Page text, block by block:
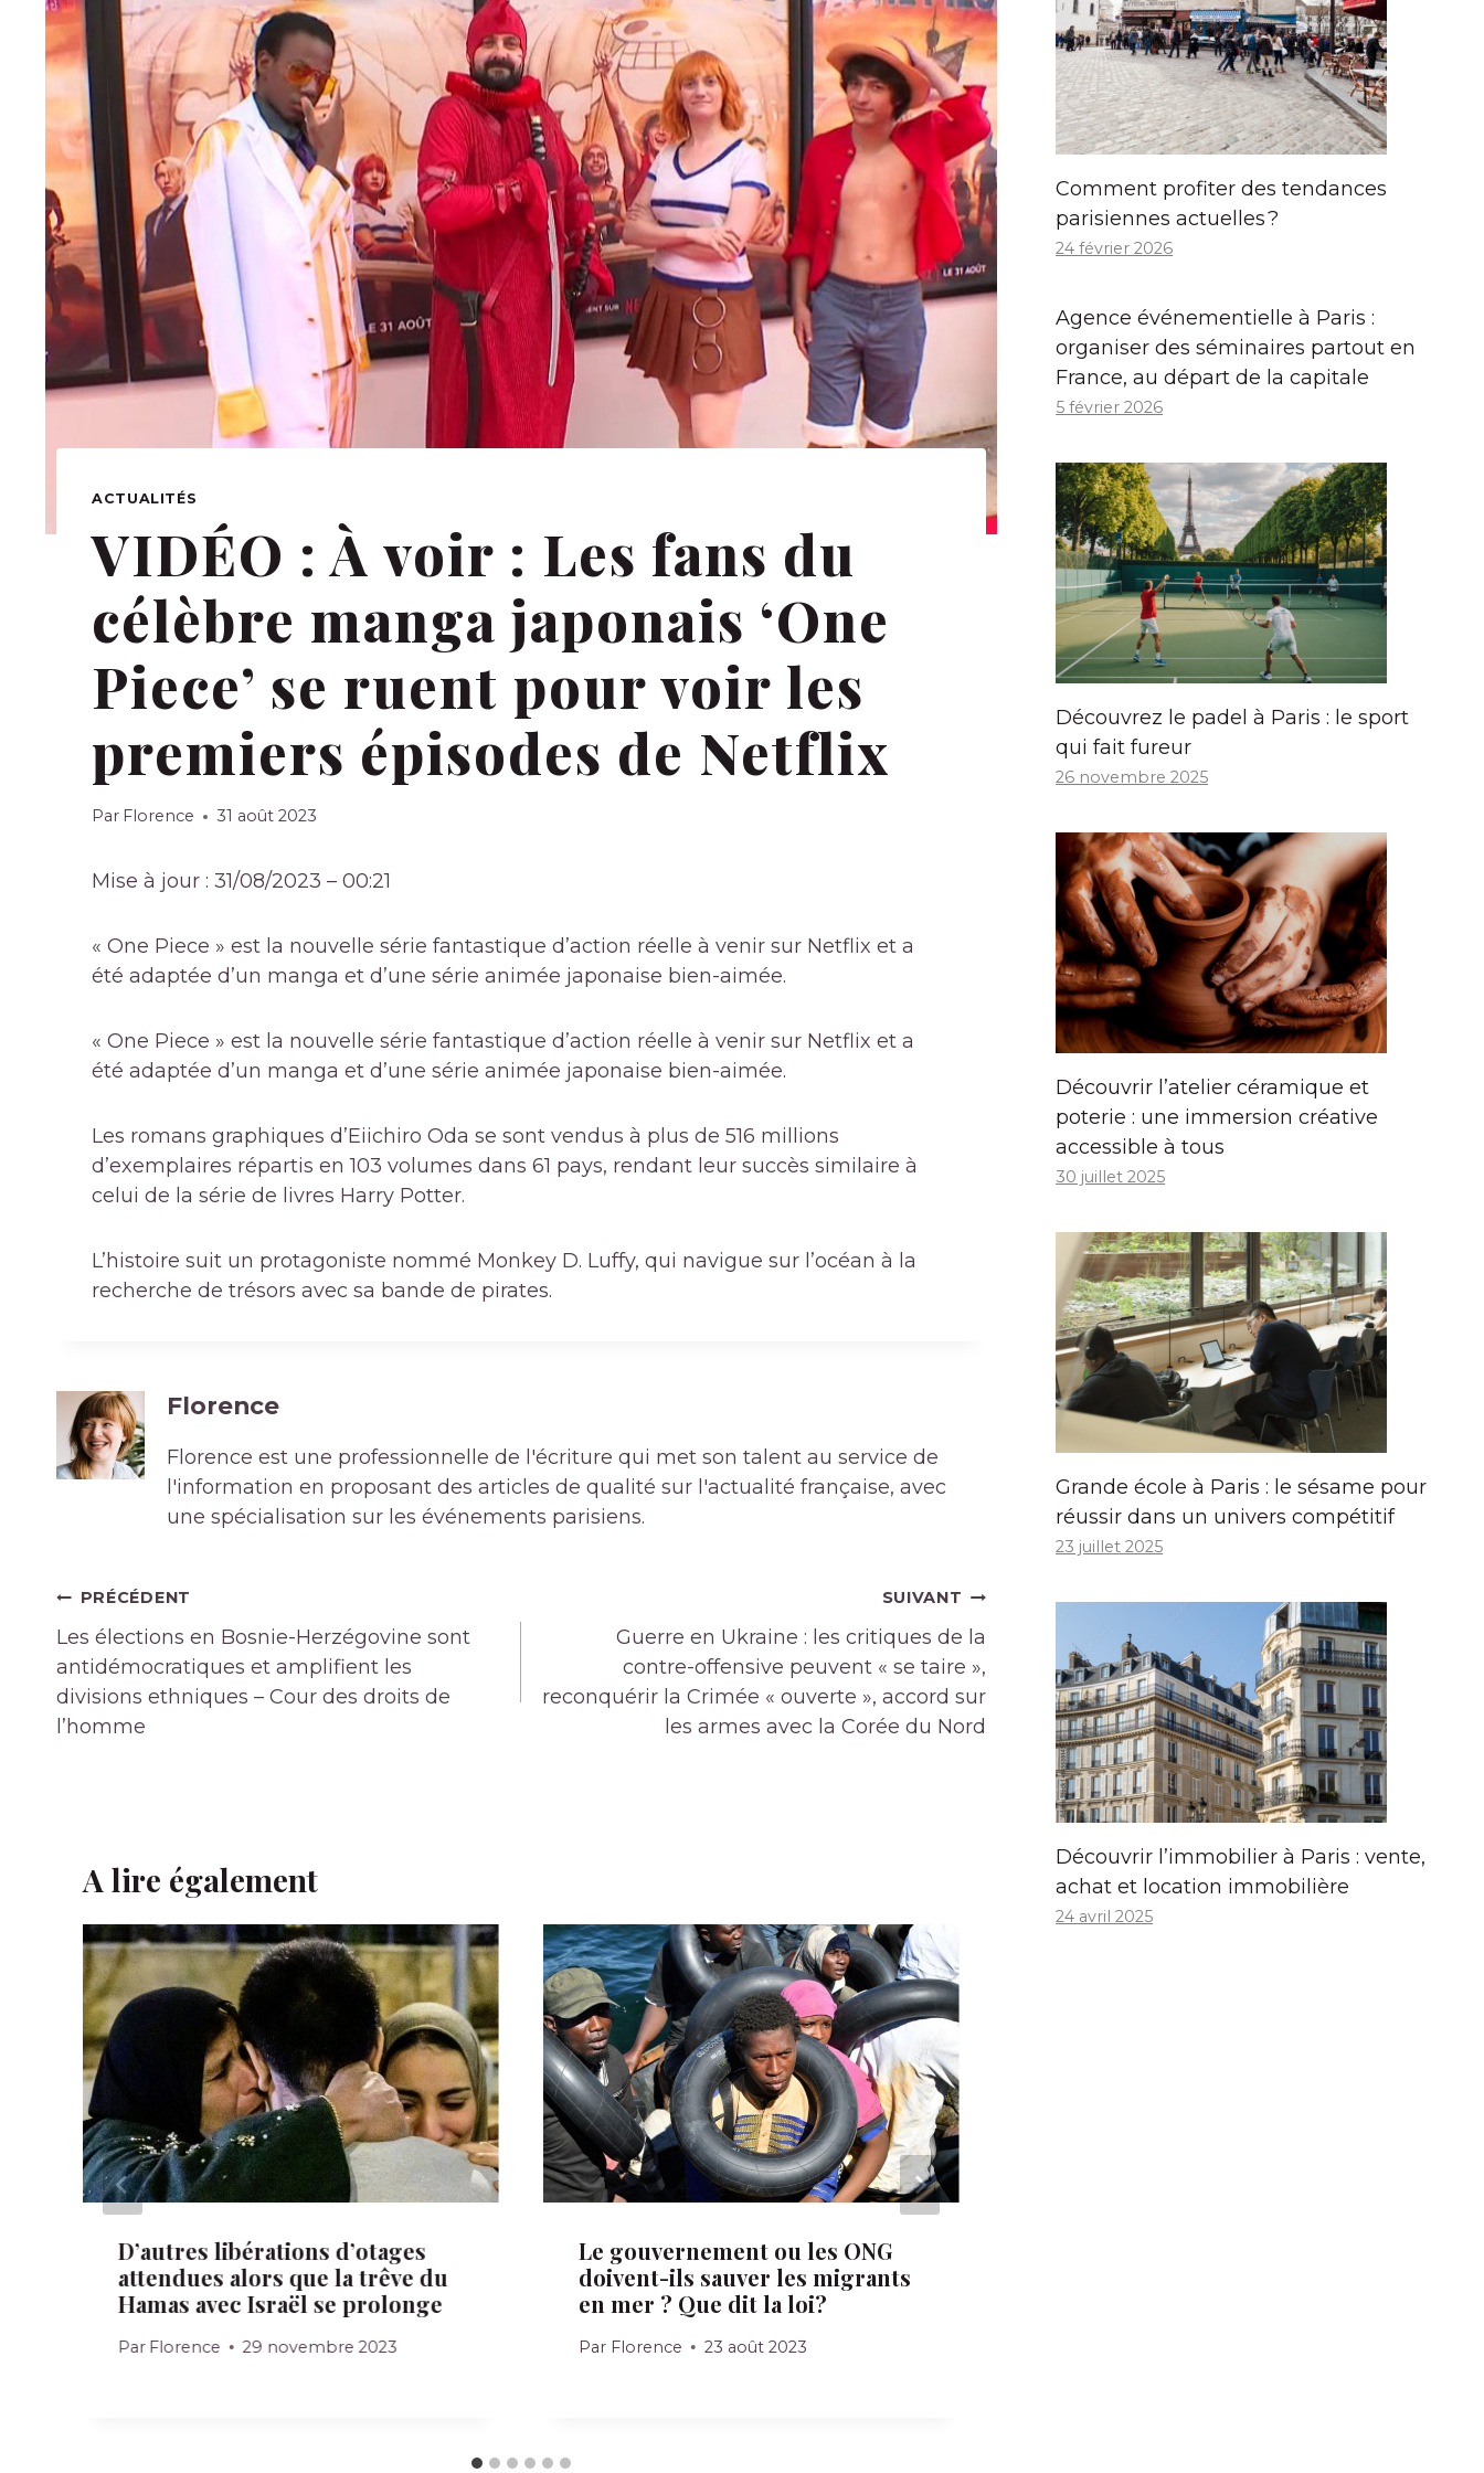
ACTUALITÉS
VIDÉO : À voir : Les fans du
célèbre manga japonais ‘One
Piece’ se ruent pour voir les
premiers épisodes de Netflix
Par Florence 31 août 2023
Mise à jour : 31/08/2023 – 00:21
« One Piece » est la nouvelle série fantastique d’action réelle à venir sur Netflix et a
été adaptée d’un manga et d’une série animée japonaise bien-aimée.
« One Piece » est la nouvelle série fantastique d’action réelle à venir sur Netflix et a
été adaptée d’un manga et d’une série animée japonaise bien-aimée.
Les romans graphiques d’Eiichiro Oda se sont vendus à plus de 516 millions
d’exemplaires répartis en 103 volumes dans 61 pays, rendant leur succès similaire à
celui de la série de livres Harry Potter.
L’histoire suit un protagoniste nommé Monkey D. Luffy, qui navigue sur l’océan à la
recherche de trésors avec sa bande de pirates.
Florence
Florence est une professionnelle de l'écriture qui met son talent au service de
l'information en proposant des articles de qualité sur l'actualité française, avec
une spécialisation sur les événements parisiens.
Navigation
de
l’article
PRÉCÉDENT
Les élections en Bosnie-Herzégovine sont
antidémocratiques et amplifient les
divisions ethniques – Cour des droits de
l’homme
SUIVANT
Guerre en Ukraine : les critiques de la
contre-offensive peuvent « se taire »,
reconquérir la Crimée « ouverte », accord sur
les armes avec la Corée du Nord
A lire également
D’autres libérations d’otages
attendues alors que la trêve du
Hamas avec Israël se prolonge
Par Florence 29 novembre 2023
Le gouvernement ou les ONG
doivent-ils sauver les migrants
en mer ? Que dit la loi?
Par Florence 23 août 2023
Comment profiter des tendances
parisiennes actuelles ?
24 février 2026
Agence événementielle à Paris :
organiser des séminaires partout en
France, au départ de la capitale
5 février 2026
Découvrez le padel à Paris : le sport
qui fait fureur
26 novembre 2025
Découvrir l’atelier céramique et
poterie : une immersion créative
accessible à tous
30 juillet 2025
Grande école à Paris : le sésame pour
réussir dans un univers compétitif
23 juillet 2025
Découvrir l’immobilier à Paris : vente,
achat et location immobilière
24 avril 2025